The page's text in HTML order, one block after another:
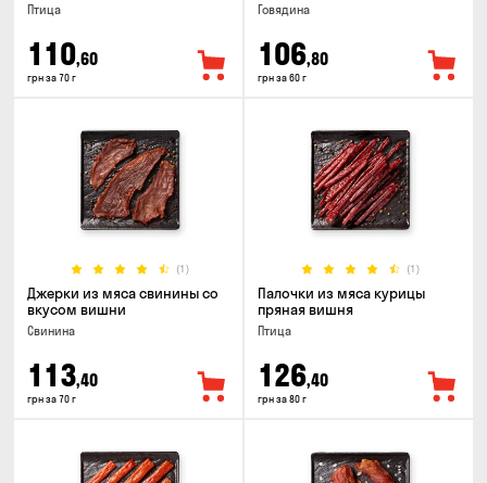
Птица
110,60
грн за 70 г
Говядина
106,80
грн за 60 г
(1)
Джерки из мяса свинины со
вкусом вишни
Свинина
113,40
грн за 70 г
(1)
Палочки из мяса курицы
пряная вишня
Птица
126,40
грн за 80 г